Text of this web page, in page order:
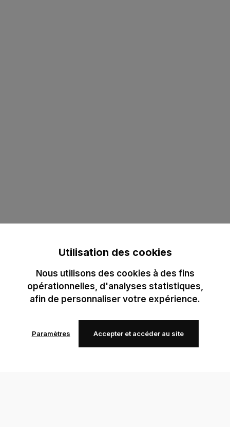
Utilisation des cookies
Nous utilisons des cookies à des fins
opérationnelles, d'analyses statistiques,
afin de personnaliser votre expérience.
Paramètres Accepter et accéder au site